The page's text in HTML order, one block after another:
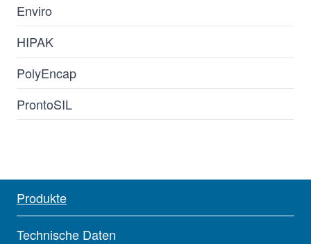
Enviro
HIPAK
PolyEncap
ProntoSIL
Produkte
Technische Daten